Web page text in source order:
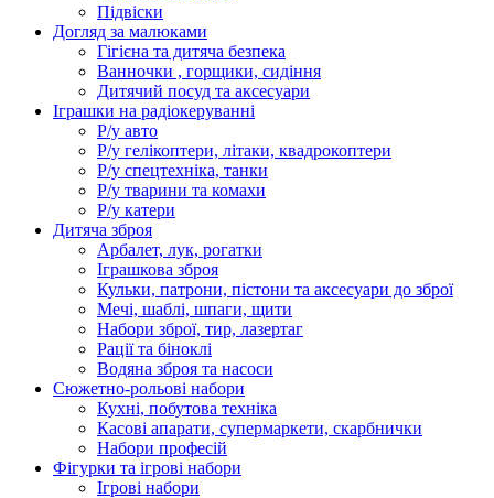
Підвіски
Догляд за малюками
Гігієна та дитяча безпека
Ванночки , горщики, сидіння
Дитячий посуд та аксесуари
Іграшки на радіокеруванні
Р/у авто
Р/у гелікоптери, літаки, квадрокоптери
Р/у спецтехніка, танки
Р/у тварини та комахи
Р/у катери
Дитяча зброя
Арбалет, лук, рогатки
Іграшкова зброя
Кульки, патрони, пістони та аксесуари до зброї
Мечі, шаблі, шпаги, щити
Набори зброї, тир, лазертаг
Рації та біноклі
Водяна зброя та насоси
Сюжетно-рольові набори
Кухні, побутова техніка
Касові апарати, супермаркети, скарбнички
Набори професій
Фігурки та ігрові набори
Ігрові набори